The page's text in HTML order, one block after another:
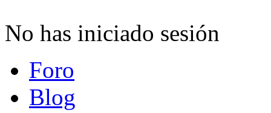
No has iniciado sesión
Foro
Blog